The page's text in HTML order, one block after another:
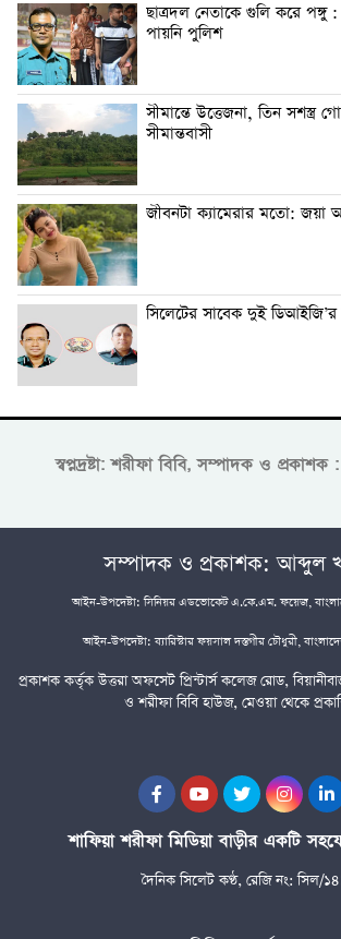
ছাত্রদল নেতাকে গুলি করে পঙ্গু
পায়নি পুলিশ
সীমান্তে উত্তেজনা, তিন সশস্ত্র
সীমান্তবাসী
জীবনটা ক্যামেরার মতো: জয়া
সিলেটের সাবেক দুই ডিআইজি’র
স্বপ্নদ্রষ্টা: শরীফা বিবি, সম্পাদক ও
সম্পাদক ও প্রকাশক: আব্দুল
আইন-উপদেষ্টা: সিনিয়র এডভোকেট এ.কে.এম. ফয়েজ,
আইন-উপদেষ্টা: ব্যারিস্টার ফয়সাল দস্তগীর চৌধুরী,
প্রকাশক কর্তৃক উত্তরা অফসেট প্রিন্টার্স কলেজ রোড,
ও শরীফা বিবি হাউজ, মেওয়া থেকে
শাফিয়া শরীফা মিডিয়া বাড়ীর একটি
দৈনিক সিলেট কণ্ঠ, রেজি নং: সিল/